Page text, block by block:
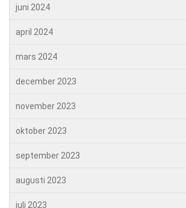
juni 2024
april 2024
mars 2024
december 2023
november 2023
oktober 2023
september 2023
augusti 2023
juli 2023